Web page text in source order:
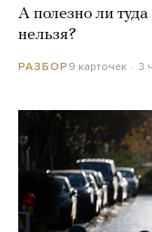
А полезно ли
нельзя?
РАЗБОР 9 карточек 3